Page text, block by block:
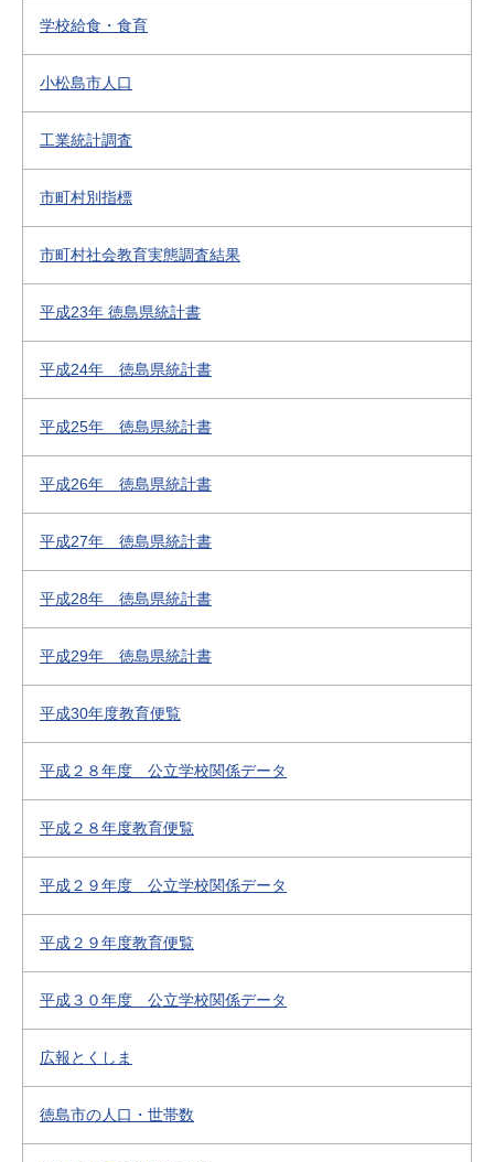
学校給食・食育
小松島市人口
工業統計調査
市町村別指標
市町村社会教育実態調査結果
平成23年 徳島県統計書
平成24年 徳島県統計書
平成25年 徳島県統計書
平成26年 徳島県統計書
平成27年 徳島県統計書
平成28年 徳島県統計書
平成29年 徳島県統計書
平成30年度教育便覧
平成２８年度 公立学校関係データ
平成２８年度教育便覧
平成２９年度 公立学校関係データ
平成２９年度教育便覧
平成３０年度 公立学校関係データ
広報とくしま
徳島市の人口・世帯数